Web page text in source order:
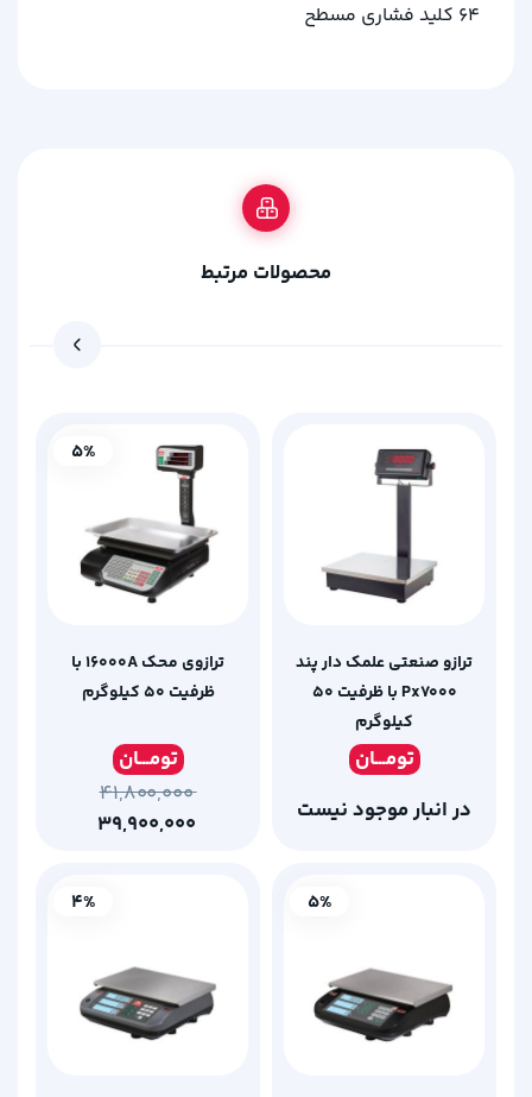
۶۴ کلید فشاری مسطح
محصولات مرتبط
ترازو صنعتی علمک دار پند
Px7000 با ظرفیت 50
کیلوگرم
تومـــان
در انبار موجود نیست
ترازوی محک 16000A با
ظرفیت 50 کیلوگرم
تومـــان
۴۱,۸۰۰,۰۰۰
5%
5%
4%